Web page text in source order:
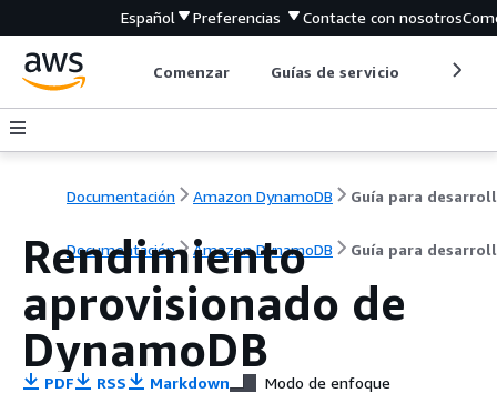
Español Preferencias Contacte con nosotros
Comenzar Guías de servicio
Documentación Amazon DynamoDB
Documentación Amazon DynamoDB Guía para
Rendimiento
aprovisionado de
DynamoDB
PDF RSS Markdown Modo de enfoque